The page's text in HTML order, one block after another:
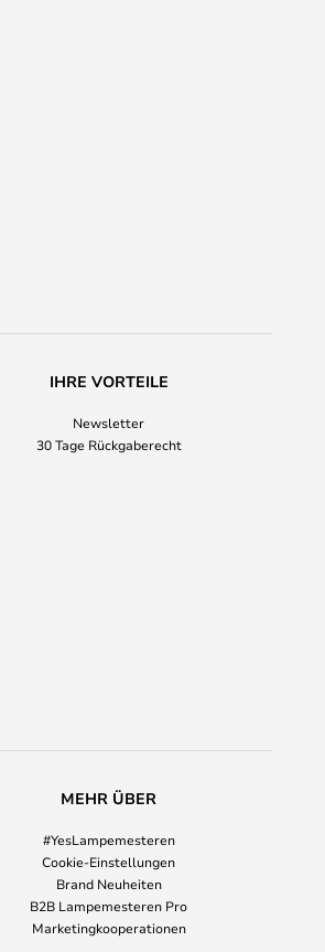
IHRE VORTEILE
Newsletter
30 Tage Rückgaberecht
MEHR ÜBER
#YesLampemesteren
Cookie-Einstellungen
Brand Neuheiten
B2B Lampemesteren Pro
Marketingkooperationen